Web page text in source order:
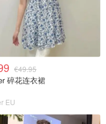
€49.95
碎花连衣裙
EU